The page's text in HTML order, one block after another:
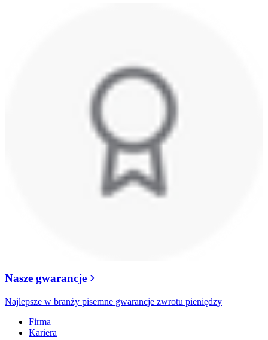
Nasze gwarancje
Najlepsze w branży pisemne gwarancje zwrotu pieniędzy
Firma
Kariera